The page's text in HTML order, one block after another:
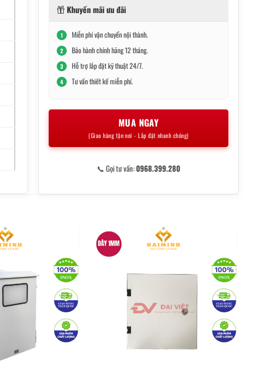
Khuyến mãi ưu đãi
1 Miễn phí vận chuyển nội thành.
2 Bảo hành chính hãng 12 tháng.
3 Hỗ trợ lắp đặt kỹ thuật 24/7.
4 Tư vấn thiết kế miễn phí.
MUA NGAY
(Giao hàng tận nơi - Lắp đặt nhanh chóng)
📞 Gọi tư vấn:0968.399.280